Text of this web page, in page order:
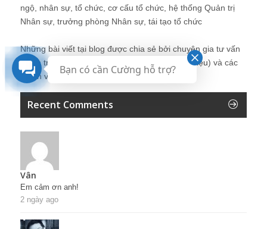
ngộ, nhân sự, tổ chức, cơ cấu tổ chức, hệ thống Quản trị
Nhân sự, trưởng phòng Nhân sự, tái tạo tổ chức
Những bài viết tại blog được chia sẻ bởi chuyên gia tư vấn
Quản trị Nhân sự Nguyễn Hùng Cường (
giới thiệu) và các
thành viên khác trong cộng đồng Nhân sự.
Recent Comments
Vân
Em cảm ơn anh!
2 ngày ago
Bạn có cần Cường hỗ trợ?